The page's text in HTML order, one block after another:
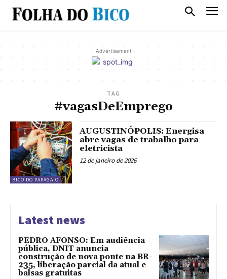
- Advertisement -
TAG
#vagasDeEmprego
BICO DO PAPAGAIO
AUGUSTINÓPOLIS: Energisa
abre vagas de trabalho para
eletricista
12 de janeiro de 2026
Latest news
PEDRO AFONSO: Em audiência
pública, DNIT anuncia
construção de nova ponte na BR-
235, liberação parcial da atual e
balsas gratuitas